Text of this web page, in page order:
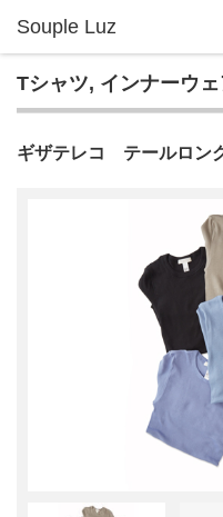
Tシャツ, インナーウ
ギザテレコ テールロン